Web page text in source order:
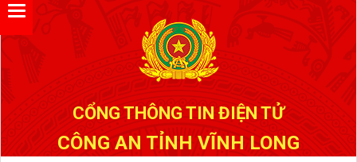
CỔNG THÔNG TIN ĐIỆN TỬ
CÔNG AN TỈNH VĨNH LONG